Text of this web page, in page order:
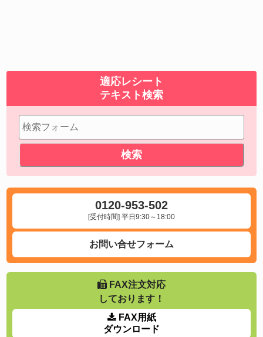
適応レシート
テキスト検索
0120-953-502
[受付時間] 平日9:30～18:00
お問い合せフォーム
FAX注文対応
しております！
FAX用紙
ダウンロード